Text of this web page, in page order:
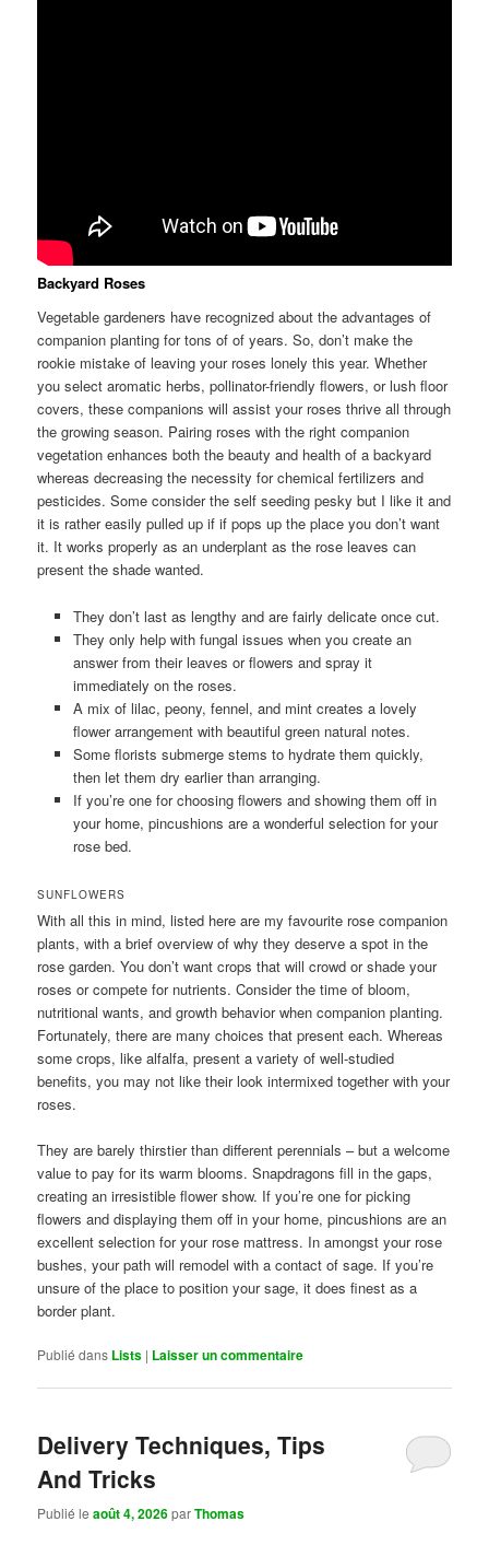
Backyard Roses
Vegetable gardeners have recognized about the advantages of
companion planting for tons of of years. So, don’t make the
rookie mistake of leaving your roses lonely this year. Whether
you select aromatic herbs, pollinator-friendly flowers, or lush floor
covers, these companions will assist your roses thrive all through
the growing season. Pairing roses with the right companion
vegetation enhances both the beauty and health of a backyard
whereas decreasing the necessity for chemical fertilizers and
pesticides. Some consider the self seeding pesky but I like it and
it is rather easily pulled up if if pops up the place you don’t want
it. It works properly as an underplant as the rose leaves can
present the shade wanted.
They don’t last as lengthy and are fairly delicate once cut.
They only help with fungal issues when you create an
answer from their leaves or flowers and spray it
immediately on the roses.
A mix of lilac, peony, fennel, and mint creates a lovely
flower arrangement with beautiful green natural notes.
Some florists submerge stems to hydrate them quickly,
then let them dry earlier than arranging.
If you’re one for choosing flowers and showing them off in
your home, pincushions are a wonderful selection for your
rose bed.
SUNFLOWERS
With all this in mind, listed here are my favourite rose companion
plants, with a brief overview of why they deserve a spot in the
rose garden. You don’t want crops that will crowd or shade your
roses or compete for nutrients. Consider the time of bloom,
nutritional wants, and growth behavior when companion planting.
Fortunately, there are many choices that present each. Whereas
some crops, like alfalfa, present a variety of well-studied
benefits, you may not like their look intermixed together with your
roses.
They are barely thirstier than different perennials – but a welcome
value to pay for its warm blooms. Snapdragons fill in the gaps,
creating an irresistible flower show. If you’re one for picking
flowers and displaying them off in your home, pincushions are an
excellent selection for your rose mattress. In amongst your rose
bushes, your path will remodel with a contact of sage. If you’re
unsure of the place to position your sage, it does finest as a
border plant.
Publié dans Lists | Laisser un commentaire
Delivery Techniques, Tips
And Tricks
Publié leaoût 4, 2026parThomas